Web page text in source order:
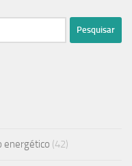
energético (42)